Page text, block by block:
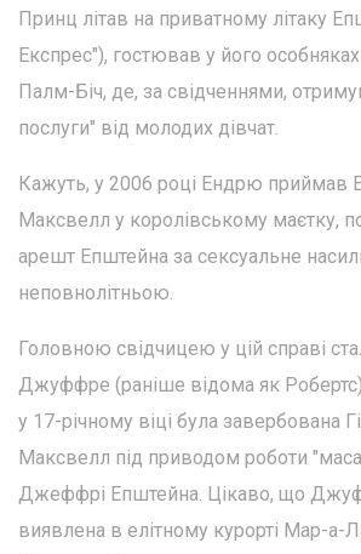
Принц літав на приватному літаку
Експрес"), гостював у його
Палм-Біч, де, за свідченнями,
послуги" від молодих дівчат.
Кажуть, у 2006 році Ендрю приймав
Максвелл у королівському маєтку,
арешт Епштейна за сексуальне
неповнолітньою.
Головною свідчицею у цій справі
Джуффре (раніше відома як
у 17-річному віці була завербована
Максвелл під приводом роботи
Джеффрі Епштейна. Цікаво, що
виявлена в елітному курорті Мар-а-